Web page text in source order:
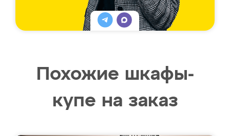
Похожие шкафы-
купе на заказ